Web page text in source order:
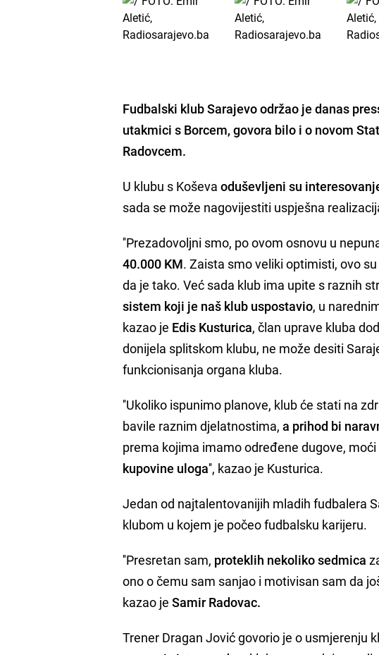
Fudbalski klub Sarajevo održao je danas
utakmici s Borcem, govora bilo i o novom
Radovcem.
U klubu s Koševaoduševljeni su
sada se može nagovijestiti uspješna
''Prezadovoljni smo, po ovom osnovu u
40.000 KM. Zaista smo veliki optimisti, ovo
da je tako. Već sada klub ima upite s raznih
sistem koji je naš klub uspostavio, u
kazao je Edis Kusturica, član uprave kluba
donijela splitskom klubu, ne može desiti
funkcionisanja organa kluba.
''Ukoliko ispunimo planove, klub će stati na
bavile raznim djelatnostima,a prihod bi
prema kojima imamo određene dugove,
kupovine uloga'', kazao je Kusturica.
Jedan od najtalentovanijih mladih fudbalera
klubom u kojem je počeo fudbalsku karijeru.
''Presretan sam, proteklih nekoliko sedmica
ono o čemu sam sanjao i motivisan sam da
kazao jeSamir Radovac.
Trener Dragan Jović govorio je o usmjerenju